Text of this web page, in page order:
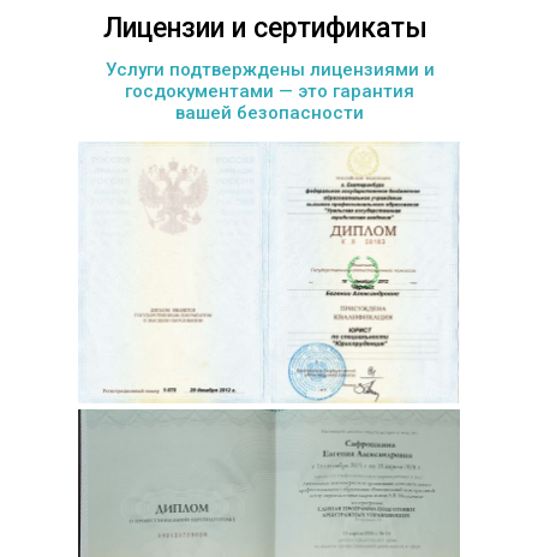
Лицензии и сертификаты
Услуги подтверждены лицензиями и
госдокументами — это гарантия
вашей безопасности